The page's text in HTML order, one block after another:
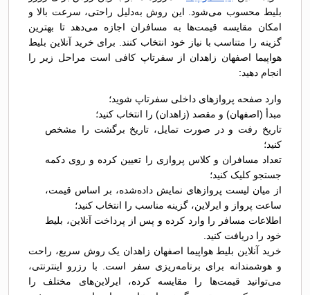
بلیط محسوب می‌شود. این روش به‌دلیل راحتی، سرعت بالا و
امکان مقایسه قیمت‌ها به مسافران اجازه می‌دهد تا بهترین
گزینه را متناسب با نیاز خود انتخاب کنند. برای خرید آنلاین بلیط
هواپیما اصفهان زاهدان از سفرتاپ کافی است مراحل زیر را
انجام دهید:
وارد صفحه پروازهای داخلی سفرتاپ شوید؛
مبدأ (اصفهان) و مقصد (زاهدان) را انتخاب کنید؛
تاریخ رفت و در صورت تمایل، تاریخ برگشت را مشخص
کنید؛
تعداد مسافران و کلاس پروازی را تعیین کرده و روی دکمه
جستجو کلیک کنید؛
از میان لیست پروازهای نمایش داده‌شده، بر اساس قیمت،
ساعت پرواز و ایرلاین، گزینه مناسب را انتخاب کنید؛
اطلاعات مسافر را وارد کرده و پس از پرداخت آنلاین، بلیط
خود را دریافت کنید.
خرید آنلاین بلیط هواپیما اصفهان زاهدان یک روش سریع، راحت
و هوشمندانه برای برنامه‌ریزی سفر است. با رزرو اینترنتی،
می‌توانید قیمت‌ها را مقایسه کرده، ایرلاین‌های مختلف را